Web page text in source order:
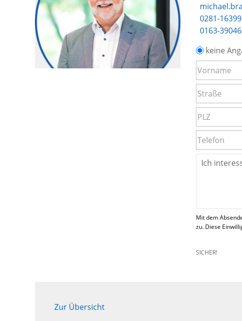
0281-
0163-
keine
Mit dem
zu. Diese
SICHER!
Zur Übersicht